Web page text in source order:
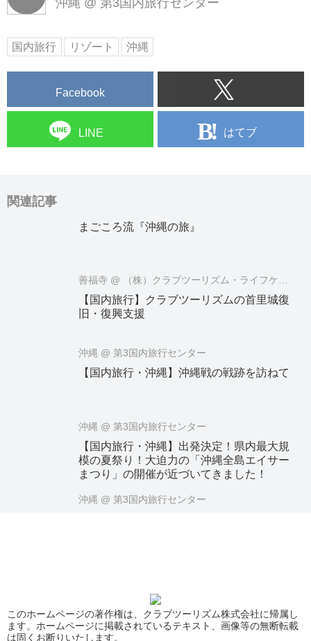
沖縄 @ 第3国内旅行センター
国内旅行 リゾート 沖縄
Facebook
LINE はてブ
関連記事
まごころ流『沖縄の旅』
善福寺 @ （株）クラブツーリズム・ライフケアサービス
【国内旅行】クラブツーリズムの首里城復
旧・復興支援
沖縄 @ 第3国内旅行センター
【国内旅行・沖縄】沖縄戦の戦跡を訪ねて
沖縄 @ 第3国内旅行センター
【国内旅行・沖縄】出発決定！県内最大規
模の夏祭り！大迫力の「沖縄全島エイサー
まつり」の開催が近づいてきました！
沖縄 @ 第3国内旅行センター
このホームページの著作権は、クラブツーリズム株式会社に帰属し
ます。ホームページに掲載されているテキスト、画像等の無断転載
は固くお断りいたします。